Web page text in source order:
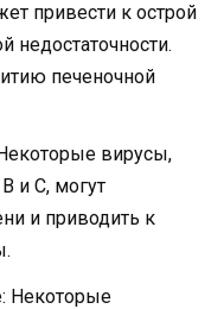
привести к острой
недостаточности.
печеночной
вирусы,
и C, могут
и приводить к
Некоторые